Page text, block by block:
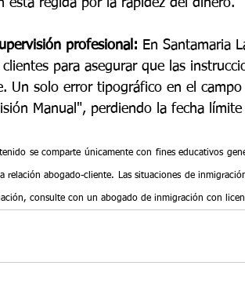
está regida por la rapidez del dinero.
profesional: En Santamaria
para asegurar que las
Un solo error tipográfico en el
Manual", perdiendo la fecha
se comparte únicamente con fines educativos
relación abogado-cliente. Las situaciones de
consulte con un abogado de inmigración con